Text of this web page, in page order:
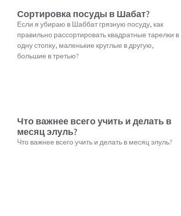
Сортировка посуды в Шабат?
Если я убираю в Шаббат грязную посуду, как
правильно рассортировать квадратные тарелки в
одну стопку, маленькие круглые в другую,
большие в третью?
Что важнее всего учить и делать в
месяц элуль?
Что важнее всего учить и делать в месяц элуль?